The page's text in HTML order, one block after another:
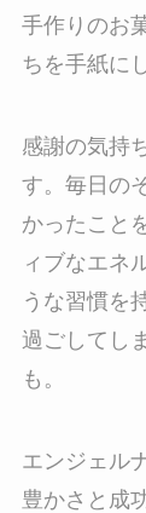
手作りのお
ちを手紙に
感謝の気持
す。毎日の
かったこと
ィブなエネ
うな習慣を
過ごしてし
も。
エンジェル
豊かさと成